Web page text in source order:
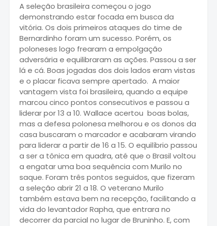
A seleção brasileira começou o jogo
demonstrando estar focada em busca da
vitória. Os dois primeiros ataques do time de
Bernardinho foram um sucesso. Porém, os
poloneses logo frearam a empolgação
adversária e equilibraram as ações. Passou a ser
lá e cá. Boas jogadas dos dois lados eram vistas
e o placar ficava sempre apertado. A maior
vantagem vista foi brasileira, quando a equipe
marcou cinco pontos consecutivos e passou a
liderar por 13 a 10. Wallace acertou boas bolas,
mas a defesa polonesa melhorou e os donos da
casa buscaram o marcador e acabaram virando
para liderar a partir de 16 a 15. O equilíbrio passou
a ser a tônica em quadra, até que o Brasil voltou
a engatar uma boa sequência com Murilo no
saque. Foram três pontos seguidos, que fizeram
a seleção abrir 21 a 18. O veterano Murilo
também estava bem na recepção, facilitando a
vida do levantador Rapha, que entrara no
decorrer da parcial no lugar de Bruninho. E, com